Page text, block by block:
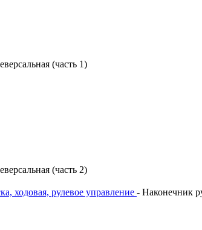
(часть 1)
(часть 2)
ходовая, рулевое управление Наконечник